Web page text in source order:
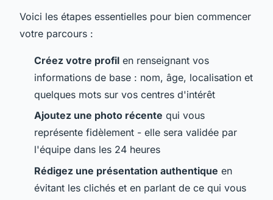
Voici les étapes essentielles pour bien commencer
votre parcours :
Créez votre profil en renseignant vos
informations de base : nom, âge, localisation et
quelques mots sur vos centres d'intérêt
Ajoutez une photo récente qui vous
représente fidèlement - elle sera validée par
l'équipe dans les 24 heures
Rédigez une présentation authentique en
évitant les clichés et en parlant de ce qui vous